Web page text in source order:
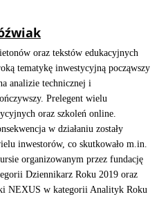
oraz tekstów edukacyjnych
tematykę inwestycyjną począwszy
analizie technicznej i
Prelegent wielu
oraz szkoleń online.
w działaniu zostały
inwestorów, co skutkowało m.in.
organizowanym przez fundację
Dziennikarz Roku 2019 oraz
NEXUS w kategorii Analityk Roku